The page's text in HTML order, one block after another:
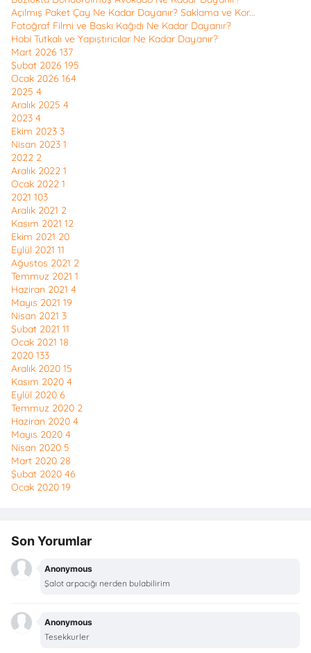
Açılmış Paket Çay Ne Kadar Dayanır? Saklama ve Kor...
Fotoğraf Filmi ve Baskı Kağıdı Ne Kadar Dayanır?
Hobi Tutkalı ve Yapıştırıcılar Ne Kadar Dayanır?
Mart 2026 137
Şubat 2026 195
Ocak 2026 164
2025 4
Aralık 2025 4
2023 4
Ekim 2023 3
Nisan 2023 1
2022 2
Aralık 2022 1
Ocak 2022 1
2021 103
Aralık 2021 2
Kasım 2021 12
Ekim 2021 20
Eylül 2021 11
Ağustos 2021 2
Temmuz 2021 1
Haziran 2021 4
Mayıs 2021 19
Nisan 2021 3
Şubat 2021 11
Ocak 2021 18
2020 133
Aralık 2020 15
Kasım 2020 4
Eylül 2020 6
Temmuz 2020 2
Haziran 2020 4
Mayıs 2020 4
Nisan 2020 5
Mart 2020 28
Şubat 2020 46
Ocak 2020 19
Son Yorumlar
Anonymous
Şalot arpacığı nerden bulabilirim
Anonymous
Tesekkurler